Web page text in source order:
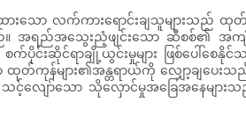
းသော လက်ကားရောင်းချသူများသည် ထု
သည်။ အရည်အသွေးညံ့ဖျင်းသော ဆီစစ်၏ အက
ပိုင်းဆိုင်ရာချို့ယွင်းမှုများ ဖြစ်ပေါ်စေ
ကုန်များ၏အန္တရာယ်ကို လျှော့ချပေးသ
သင့်လျော်သော သိုလှောင်မှုအခြေအနေများ